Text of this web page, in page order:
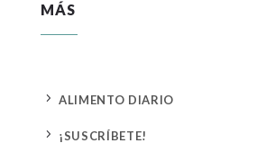
MÁS
5 ALIMENTO DIARIO
5 ¡SUSCRÍBETE!